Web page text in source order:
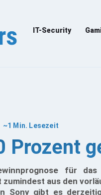
IT-Security
~1 Min. Lesezeit
Prozent
für das
aus den
Sony gibt es